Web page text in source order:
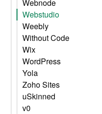
Webnode
Webstudio
Weebly
Without Code
Wix
WordPress
Yola
Zoho Sites
uSkinned
v0